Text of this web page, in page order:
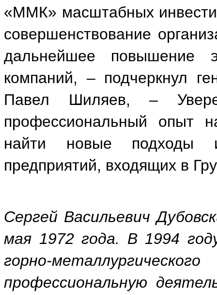
«ММК» масштабных
совершенствование
дальнейшее повышение
компаний, – подчеркнул
Павел Шиляев, –
профессиональный опыт
найти новые подходы
предприятий, входящих в
Сергей Васильевич
мая 1972 года. В 1994
горно-
профессиональную